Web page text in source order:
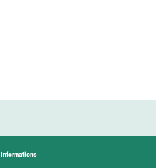
Informations